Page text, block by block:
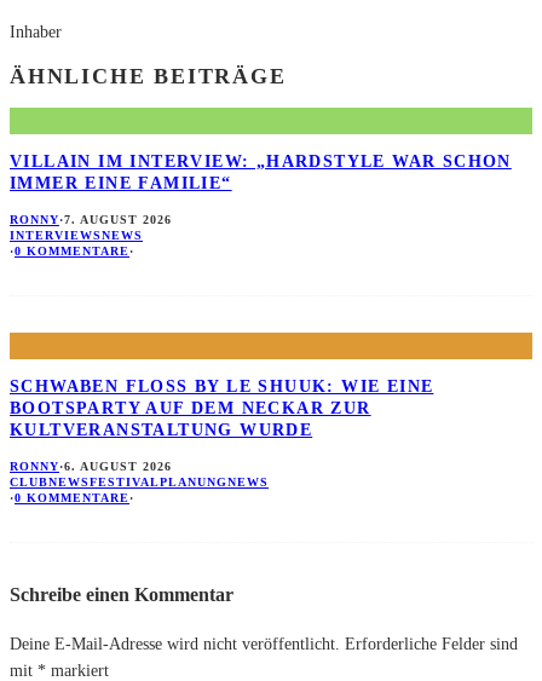
Inhaber
ÄHNLICHE BEITRÄGE
VILLAIN IM INTERVIEW: „HARDSTYLE WAR SCHON
IMMER EINE FAMILIE“
RONNY·7. AUGUST 2026
INTERVIEWSNEWS
·0 KOMMENTARE·
SCHWABEN FLOSS BY LE SHUUK: WIE EINE B
OOTSPARTY AUF DEM NECKAR ZUR K
ULTVERANSTALTUNG WURDE
RONNY·6. AUGUST 2026
CLUBNEWSFESTIVALPLANUNGNEWS
·0 KOMMENTARE·
Schreibe einen Kommentar
Deine E-Mail-Adresse wird nicht veröffentlicht. Erforderliche Felder sind
mit * markiert